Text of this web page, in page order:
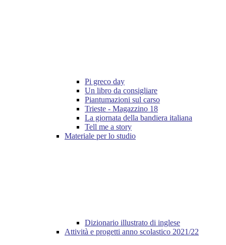
Pi greco day
Un libro da consigliare
Piantumazioni sul carso
Trieste - Magazzino 18
La giornata della bandiera italiana
Tell me a story
Materiale per lo studio
Dizionario illustrato di inglese
Attività e progetti anno scolastico 2021/22